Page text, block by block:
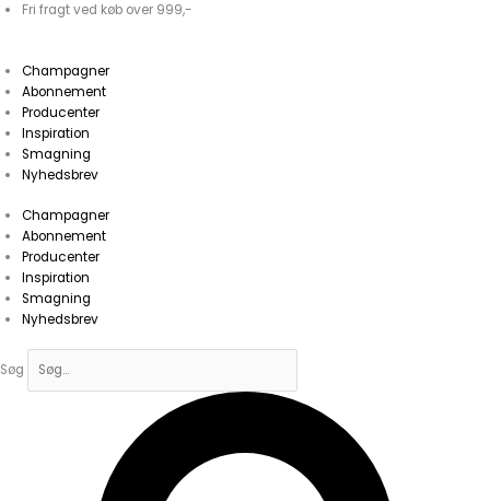
Gå
Fri fragt ved køb over 999,-
Champagner
Abonnement
Producenter
Inspiration
Smagning
Nyhedsbrev
Champagner
Abonnement
Producenter
Inspiration
Smagning
Nyhedsbrev
Søg